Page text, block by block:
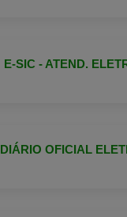
E-SIC - ATEND.
DIÁRIO OFICIAL